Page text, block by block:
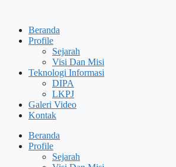
contentBeranda
Profile
Sejarah
Visi Dan Misi
Teknologi Informasi
DIPA
LKPJ
Galeri Video
Kontak
Beranda
Profile
Sejarah